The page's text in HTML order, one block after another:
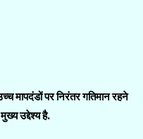
मापदंडों पर निरंतर गतिमान रहने
मुख्य उद्देश्य है.